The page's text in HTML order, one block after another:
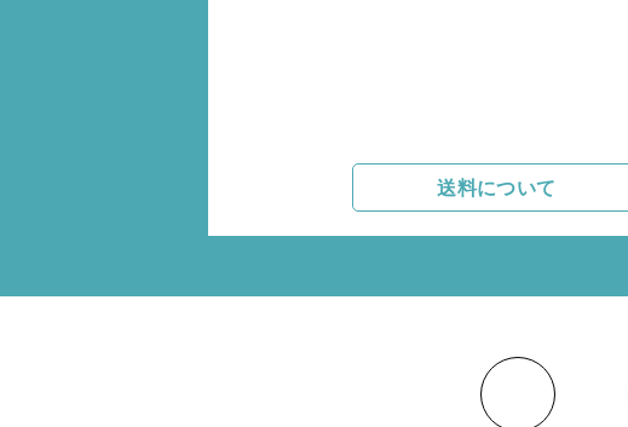
送料について